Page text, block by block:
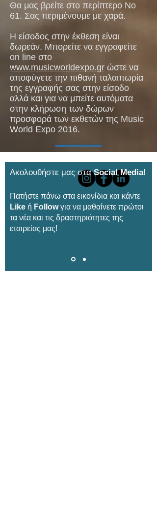
Θα μας βρείτε στo περίπτερo Νο
61. Σας περιμένουμε με χαρά.
Η είσοδος στην έκθεση είναι
δωρεάν. Μπορείτε να εγγραφείτε
on line στο
www.musicworldexpo.gr ώστε να
αποφύγετε την πιθανή ταλαιπωρία
της εγγραφής σας στην είσοδο
αλλά και για να μπείτε αυτόματα
στην κλήρωση των δώρων
προσφορά των εκθετών της Music
World Expo 2016.
Ακολουθήστε μας σταSocial Media!
Πατήστε πάνω στα εικονίδια και κάντε
Like ή Followγια να μαθαίνετε πρώτοι
τα νέα και τις δραστηριότητες της
εταιρείας μας!